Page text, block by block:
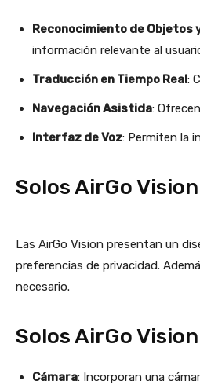
Reconocimiento de Objetos
información relevante al
Traducción en Tiempo Real:
Navegación Asistida:
Interfaz de Voz: Permiten la
Solos AirGo
Las AirGo Vision presentan un
preferencias de privacidad.
necesario.
Solos AirGo
Cámara: Incorporan una